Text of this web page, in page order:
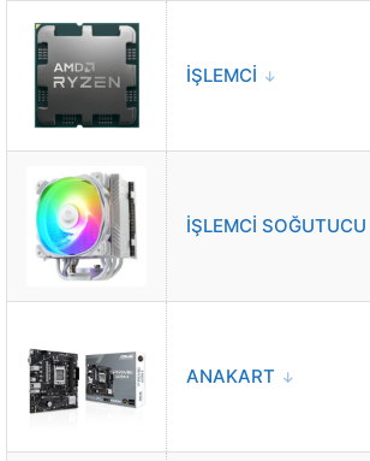
İŞLEMCİ
İŞLEMCİ SOĞUTUCU
ANAKART